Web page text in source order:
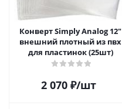
Конверт Simply Analog 12"
внешний плотный из пвх
для пластинок (25шт)
2 070₽/шт